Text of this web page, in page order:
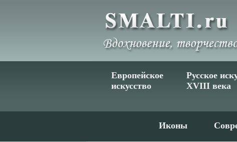
Европейское
искусство
Русское
XVIII века
Иконы